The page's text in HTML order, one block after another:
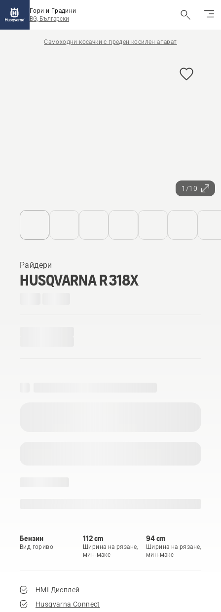
Гори и Градини
BG, Български
Самоходни косачки с преден косилен апарат
1/10
Райдери
HUSQVARNA R 318X
Бензин
Вид гориво
112 cm
Ширина на рязане,
мин-макс
94 cm
Ширина на рязане,
мин-макс
HMI Дисплей
Husqvarna Connect